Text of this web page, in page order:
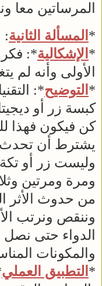
المرساتين معا
* المسألة الثانية:
* الإشكالية*:
الأولى وأنه لم
* التوضيح*:
كن فيكون فهذا
يشترط أن تحدث
وليست زر أو
ومرة ومرتين
من حدوث الأثر
وننقص ونرتب
الدواء حتى نصل
والمكونات
* التطبيق العملي